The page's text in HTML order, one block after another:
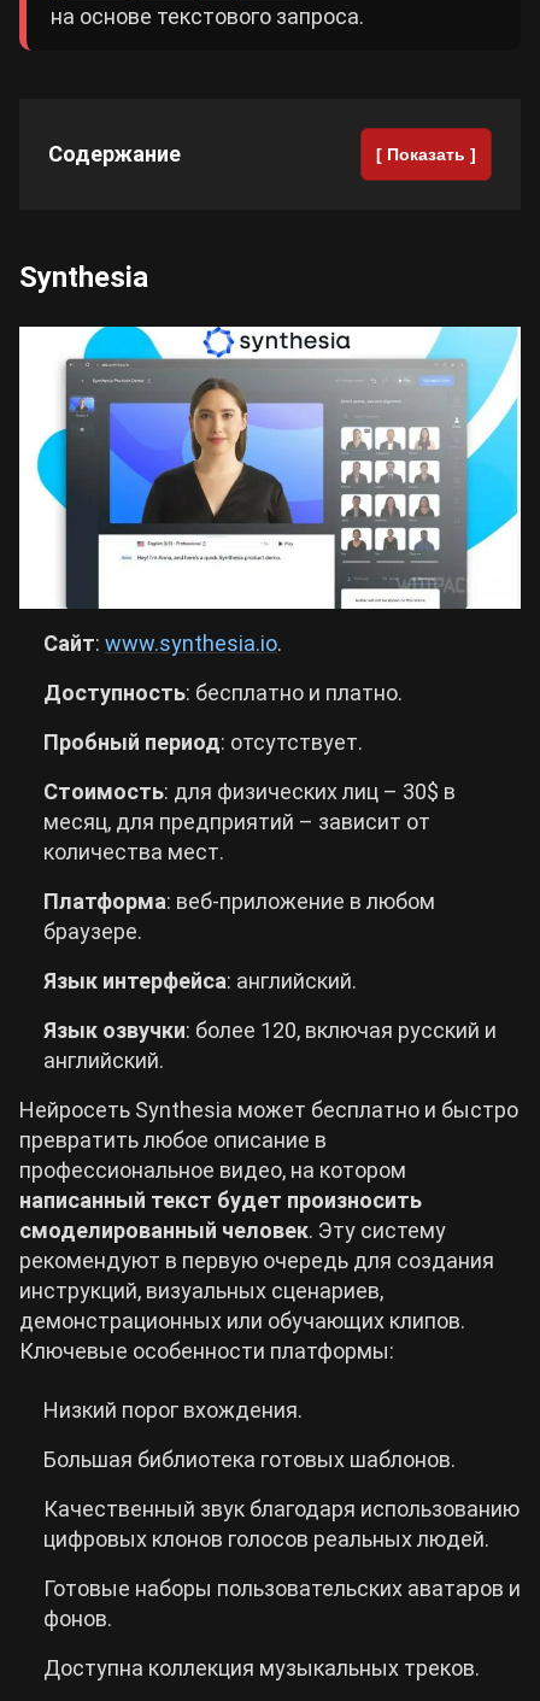
на основе текстового запроса.
Содержание [ Показать ]
Synthesia
Сайт: www.synthesia.io.
Доступность: бесплатно и платно.
Пробный период: отсутствует.
Стоимость: для физических лиц – 30$ в
месяц, для предприятий – зависит от
количества мест.
Платформа: веб-приложение в любом
браузере.
Язык интерфейса: английский.
Язык озвучки: более 120, включая русский и
английский.
Нейросеть Synthesia может бесплатно и быстро
превратить любое описание в
профессиональное видео, на котором
написанный текст будет произносить
смоделированный человек. Эту систему
рекомендуют в первую очередь для создания
инструкций, визуальных сценариев,
демонстрационных или обучающих клипов.
Ключевые особенности платформы:
Низкий порог вхождения.
Большая библиотека готовых шаблонов.
Качественный звук благодаря использованию
цифровых клонов голосов реальных людей.
Готовые наборы пользовательских аватаров и
фонов.
Доступна коллекция музыкальных треков.